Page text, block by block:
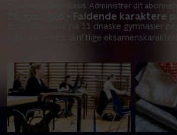
26. jun 2026 • Faldende karaktere
En ny stikprøve på 11 dnaske gymnasier
fald i elevernes skriftlige
*Kræver pakken Basis. Administrer dit